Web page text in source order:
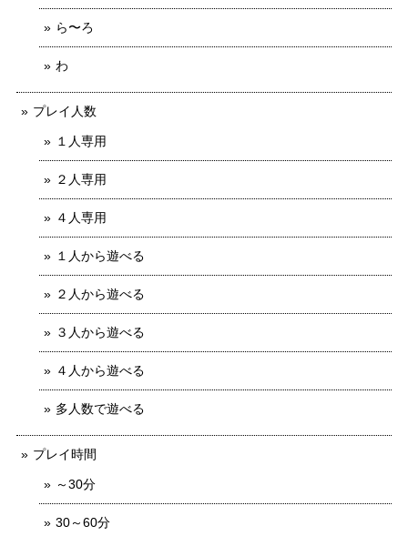
ら〜ろ
わ
プレイ人数
１人専用
２人専用
４人専用
１人から遊べる
２人から遊べる
３人から遊べる
４人から遊べる
多人数で遊べる
プレイ時間
～30分
30～60分